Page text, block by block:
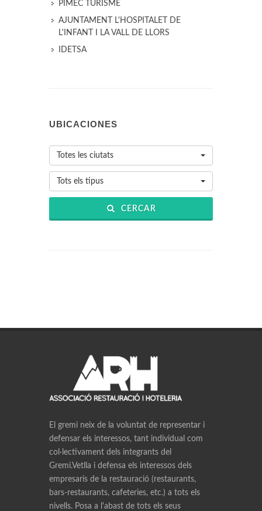
PIMEC TURISME
AJUNTAMENT L'HOSPITALET DE
L'INFANT I LA VALL DE LLORS
IDETSA
UBICACIONES
Totes les ciutats
Tots els tipus
CERCAR
El gremi neix de la voluntat de representar i
defensar els interessos, tant individual com
col·lectivament dels integrants del
Gremi.Vetlla i defensa els interessos dels
empresaris de la restauració (restaurants,
bars-restaurants, cafeteries, etc.) a tots els
nivells. Posa a l'abast de tots els seus